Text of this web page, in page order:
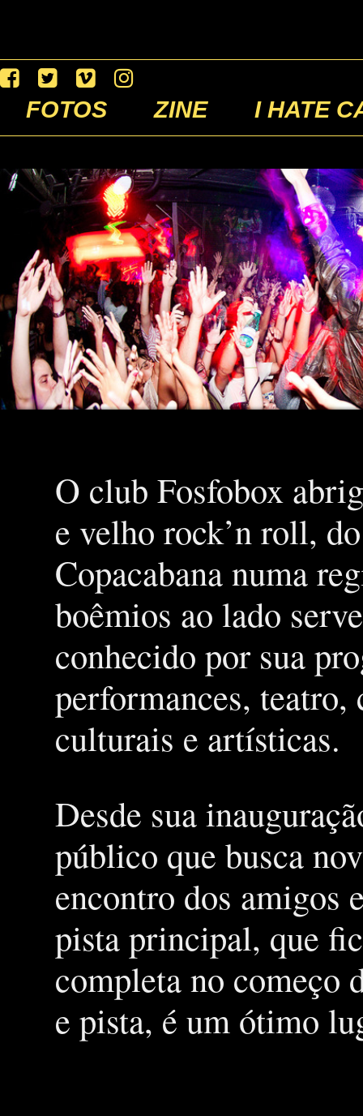
FOTOS ZINE I HATE
O club Fosfobox
e velho rock’n roll,
Copacabana numa
boêmios ao lado
conhecido por sua
performances, teatro,
culturais e artísticas.
Desde sua
público que busca
encontro dos amigos
pista principal, que
completa no começo
e pista, é um ótimo